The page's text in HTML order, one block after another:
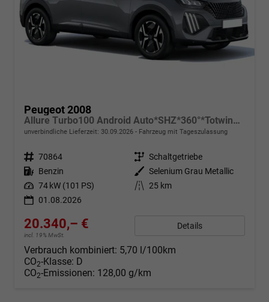
Peugeot 2008
Allure Turbo100 Android Auto*SHZ*360°*Totwinkel*Klimaauto
unverbindliche Lieferzeit: 30.09.2026 Fahrzeug mit Tageszulassung
Fahrzeugnr. 70864 Getriebe Schaltgetriebe
Kraftstoff Benzin Außenfarbe Selenium Grau Metallic
Leistung 74 kW (101 PS) Kilometerstand 25 km
01.08.2026
20.340,– €
incl. 19% MwSt.
Details
Verbrauch kombiniert: 5,70 l/100km
CO2-Klasse: D
CO2-Emissionen: 128,00 g/km